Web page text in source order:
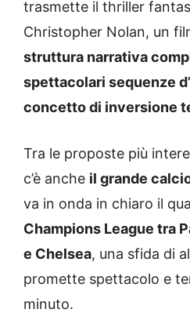
trasmette il thriller
Christopher Nolan, un
struttura narrativa
spettacolari sequenze
concetto di inversione
Tra le proposte più
c’è anche il grande
va in onda in chiaro il
Champions League tra
e Chelsea, una sfida di
promette spettacolo e
minuto.